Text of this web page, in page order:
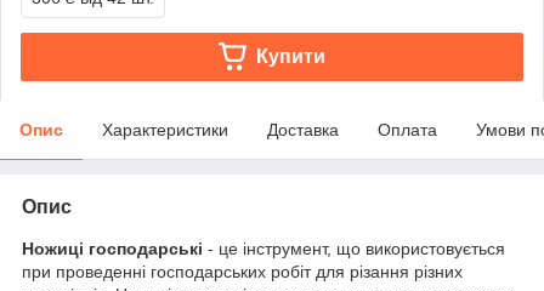
Купити
Опис Характеристики Доставка Оплата Умови
Опис
Ножиці господарські - це інструмент, що використовується
при проведенні господарських робіт для різання різних